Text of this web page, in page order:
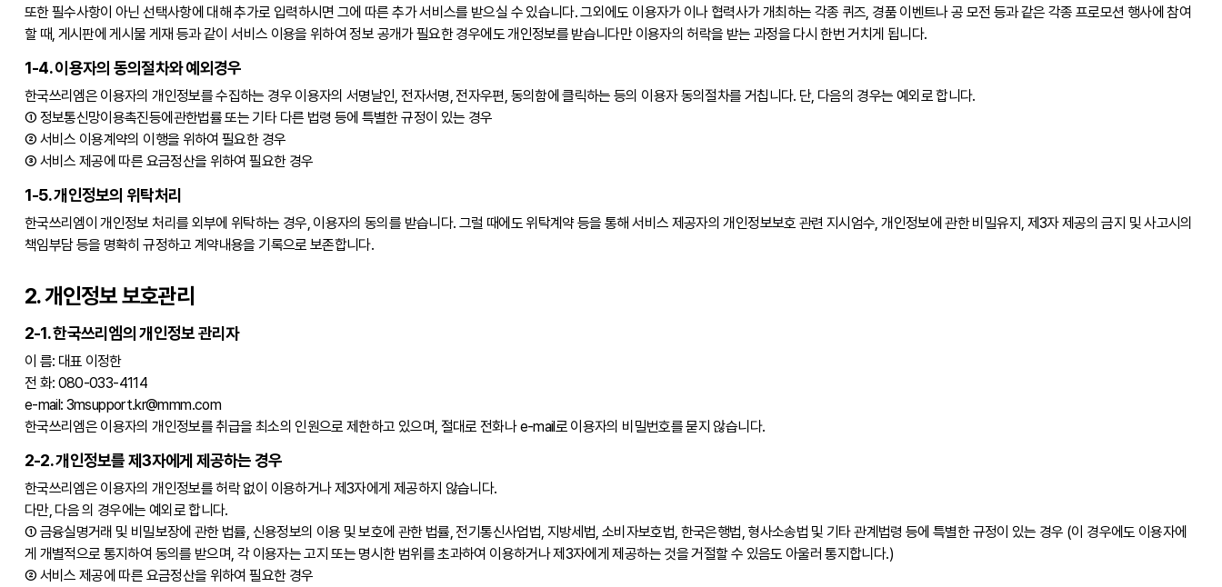
또한 필수사항이 아닌 선택사항에 대해 추가로 입력하시면 그에 따른 추가 서비스를 받으실 수 있습니다. 그외에도 이용자가 이나 협력사가 개최하는 각종 퀴즈, 경품 이벤트나 공 모전 등과 같은 각종 프로모션 행사에 참여
할 때, 게시판에 게시물 게재 등과 같이 서비스 이용을 위하여 정보 공개가 필요한 경우에도 개인정보를 받습니다만 이용자의 허락을 받는 과정을 다시 한번 거치게 됩니다.
1-4. 이용자의 동의절차와 예외경우
한국쓰리엠은 이용자의 개인정보를 수집하는 경우 이용자의 서명날인, 전자서명, 전자우편, 동의함에 클릭하는 등의 이용자 동의절차를 거칩니다. 단, 다음의 경우는 예외로 합니다.
① 정보통신망이용촉진등에관한법률 또는 기타 다른 법령 등에 특별한 규정이 있는 경우
② 서비스 이용계약의 이행을 위하여 필요한 경우
③ 서비스 제공에 따른 요금정산을 위하여 필요한 경우
1-5. 개인정보의 위탁처리
한국쓰리엠이 개인정보 처리를 외부에 위탁하는 경우, 이용자의 동의를 받습니다. 그럴 때에도 위탁계약 등을 통해 서비스 제공자의 개인정보보호 관련 지시엄수, 개인정보에 관한 비밀유지, 제3자 제공의 금지 및 사고시의
책임부담 등을 명확히 규정하고 계약내용을 기록으로 보존합니다.
2. 개인정보 보호관리
2-1. 한국쓰리엠의 개인정보 관리자
이 름: 대표 이정한
전 화: 080-033-4114
e-mail: 3msupport.kr@mmm.com
한국쓰리엠은 이용자의 개인정보를 취급을 최소의 인원으로 제한하고 있으며, 절대로 전화나 e-mail로 이용자의 비밀번호를 묻지 않습니다.
2-2. 개인정보를 제3자에게 제공하는 경우
한국쓰리엠은 이용자의 개인정보를 허락 없이 이용하거나 제3자에게 제공하지 않습니다.
다만, 다음 의 경우에는 예외로 합니다.
① 금융실명거래 및 비밀보장에 관한 법률, 신용정보의 이용 및 보호에 관한 법률, 전기통신사업법, 지방세법, 소비자보호법, 한국은행법, 형사소송법 및 기타 관계법령 등에 특별한 규정이 있는 경우 (이 경우에도 이용자에
게 개별적으로 통지하여 동의를 받으며, 각 이용자는 고지 또는 명시한 범위를 초과하여 이용하거나 제3자에게 제공하는 것을 거절할 수 있음도 아울러 통지합니다.)
② 서비스 제공에 따른 요금정산을 위하여 필요한 경우